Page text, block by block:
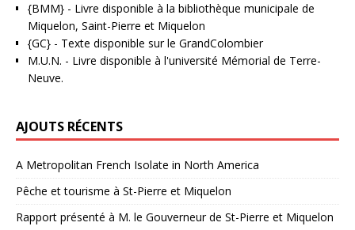
{BMM} - Livre disponible à la bibliothèque municipale de
Miquelon, Saint-Pierre et Miquelon
{GC} - Texte disponible sur le GrandColombier
M.U.N. - Livre disponible à l'université Mémorial de Terre-
Neuve.
AJOUTS RÉCENTS
A Metropolitan French Isolate in North America
Pêche et tourisme à St-Pierre et Miquelon
Rapport présenté à M. le Gouverneur de St-Pierre et Miquelon